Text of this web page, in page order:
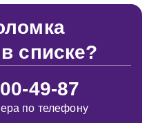
списке?
49-87
по телефону